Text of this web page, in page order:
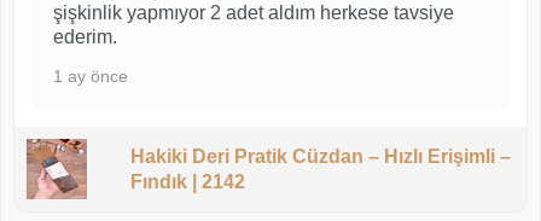
şişkinlik yapmıyor 2 adet aldım herkese tavsiye
ederim.
1 ay önce
Hakiki Deri Pratik Cüzdan – Hızlı Erişimli –
Fındık | 2142